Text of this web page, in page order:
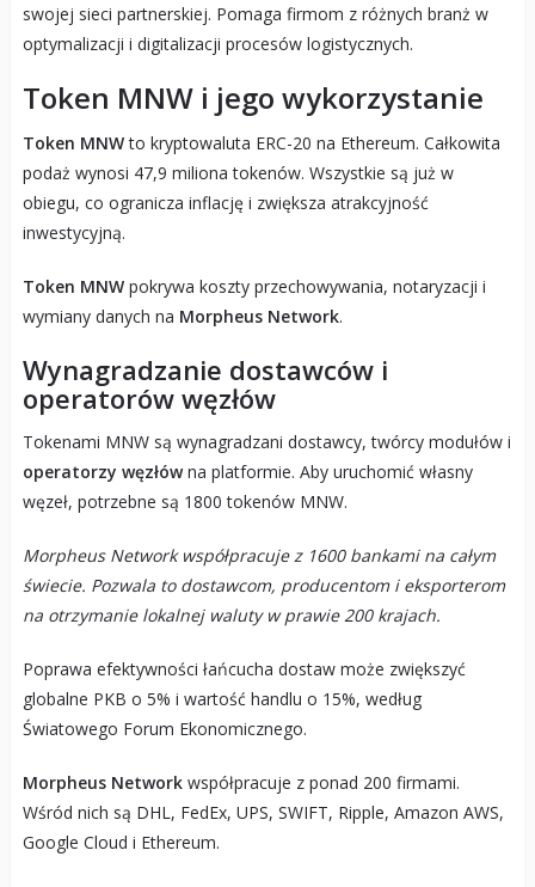
swojej sieci partnerskiej. Pomaga firmom z różnych branż w
optymalizacji i digitalizacji procesów logistycznych.
Token MNW i jego wykorzystanie
Token MNWto kryptowaluta ERC-20 na Ethereum. Całkowita
podaż wynosi 47,9 miliona tokenów. Wszystkie są już w
obiegu, co ogranicza inflację i zwiększa atrakcyjność
inwestycyjną.
Token MNWpokrywa koszty przechowywania, notaryzacji i
wymiany danych na Morpheus Network.
Wynagradzanie dostawców i
operatorów węzłów
Tokenami MNW są wynagradzani dostawcy, twórcy modułów i
operatorzy węzłówna platformie. Aby uruchomić własny
węzeł, potrzebne są 1800 tokenów MNW.
Morpheus Network współpracuje z 1600 bankami na całym
świecie. Pozwala to dostawcom, producentom i eksporterom
na otrzymanie lokalnej waluty w prawie 200 krajach.
Poprawa efektywności łańcucha dostaw może zwiększyć
globalne PKB o 5% i wartość handlu o 15%, według
Światowego Forum Ekonomicznego.
Morpheus Networkwspółpracuje z ponad 200 firmami.
Wśród nich są DHL, FedEx, UPS, SWIFT, Ripple, Amazon AWS,
Google Cloud i Ethereum.